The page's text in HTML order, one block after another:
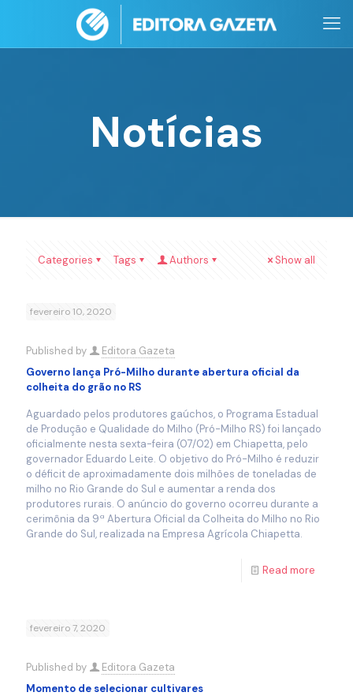
Notícias
Categories Tags Authors Show all
fevereiro 10, 2020
Published by
Editora Gazeta
Governo lança Pró-Milho durante abertura oficial da
colheita do grão no RS
Aguardado pelos produtores gaúchos, o Programa Estadual
de Produção e Qualidade do Milho (Pró-Milho RS) foi lançado
oficialmente nesta sexta-feira (07/02) em Chiapetta, pelo
governador Eduardo Leite. O objetivo do Pró-Milho é reduzir
o déficit de aproximadamente dois milhões de toneladas de
milho no Rio Grande do Sul e aumentar a renda dos
produtores rurais. O anúncio do governo ocorreu durante a
cerimônia da 9ª Abertura Oficial da Colheita do Milho no Rio
Grande do Sul, realizada na Empresa Agrícola Chiapetta.
Read more
fevereiro 7, 2020
Published by
Editora Gazeta
Momento de selecionar cultivares